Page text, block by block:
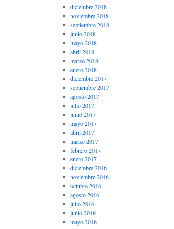
diciembre 2018
noviembre 2018
septiembre 2018
junio 2018
mayo 2018
abril 2018
marzo 2018
enero 2018
diciembre 2017
septiembre 2017
agosto 2017
julio 2017
junio 2017
mayo 2017
abril 2017
marzo 2017
febrero 2017
enero 2017
diciembre 2016
noviembre 2016
octubre 2016
agosto 2016
julio 2016
junio 2016
mayo 2016